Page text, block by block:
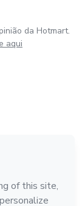
da Hotmart.
aqui